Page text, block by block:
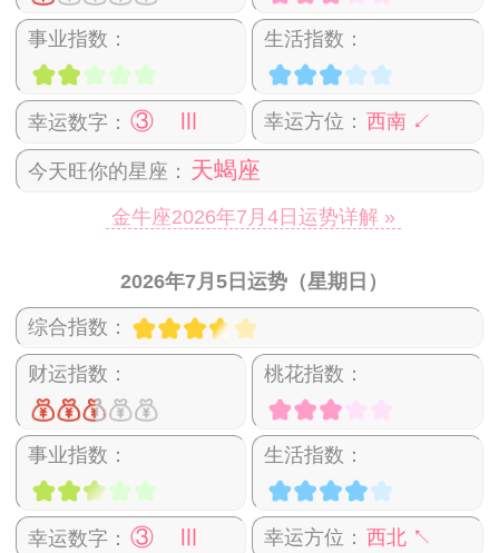
事业指数： 生活指数：
幸运数字： ③ Ⅲ 幸运方位： 西南 ↙
今天旺你的星座： 天蝎座
金牛座2026年7月4日运势详解 »
2026年7月5日运势（星期日）
综合指数：
财运指数： 桃花指数：
事业指数： 生活指数：
幸运数字： ③ Ⅲ 幸运方位： 西北 ↖